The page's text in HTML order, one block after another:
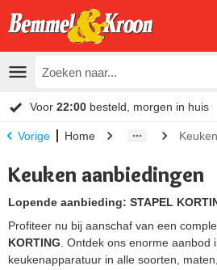
Voor 22:00 besteld, morgen in huis
Vorige Home
Keuken aanbiedingen
Lopende aanbieding: STAPEL
Profiteer nu bij aanschaf van een
KORTING . Ontdek ons enorme aanbod
keukenapparatuur in alle soorten,